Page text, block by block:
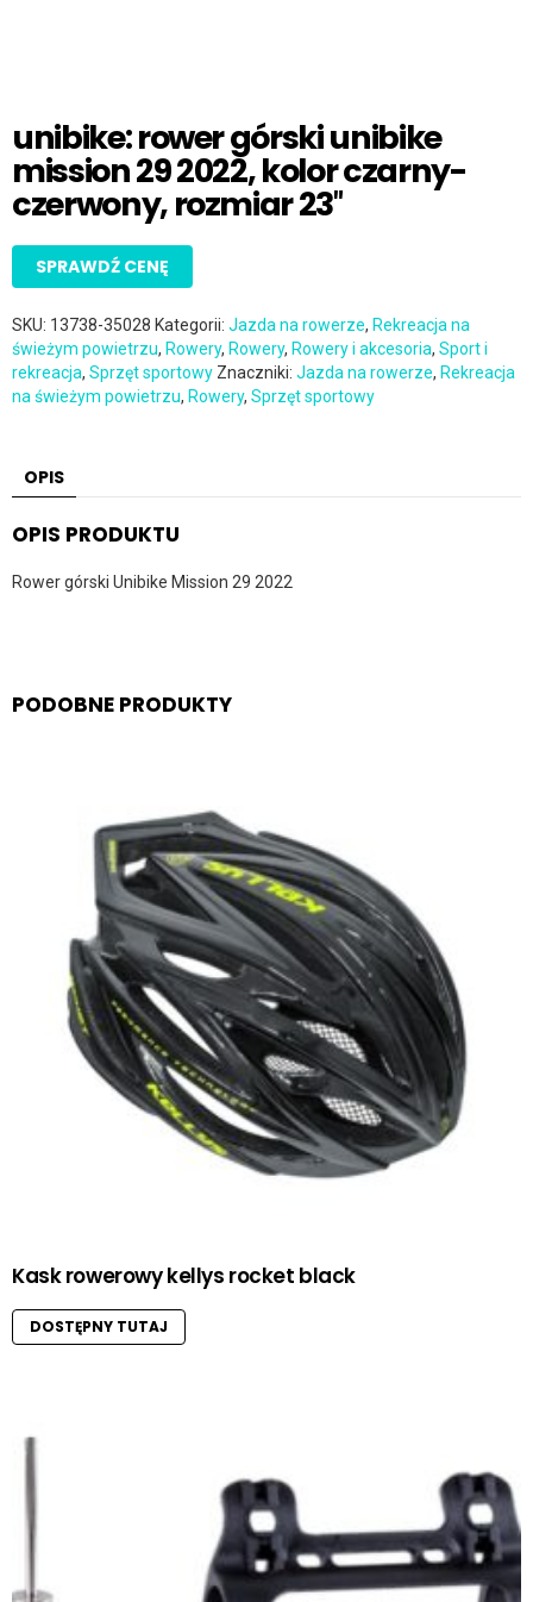
unibike: rower górski unibike
mission 29 2022, kolor czarny-
czerwony, rozmiar 23″
SPRAWDŹ CENĘ
SKU: 13738-35028 Kategorii: Jazda na rowerze, Rekreacja na
świeżym powietrzu, Rowery, Rowery, Rowery i akcesoria, Sport i
rekreacja, Sprzęt sportowy Znaczniki: Jazda na rowerze, Rekreacja
na świeżym powietrzu, Rowery, Sprzęt sportowy
OPIS
OPIS PRODUKTU
Rower górski Unibike Mission 29 2022
PODOBNE PRODUKTY
Kask rowerowy kellys rocket black
DOSTĘPNY TUTAJ